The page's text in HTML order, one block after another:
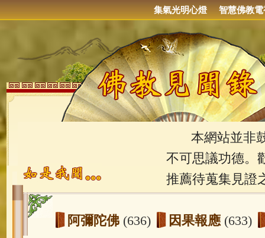
集氣光明心燈 智慧佛教電
本網站並非鼓
不可思議功德。
推薦待蒐集見證
阿彌陀佛 (636) 因果報應 (633)